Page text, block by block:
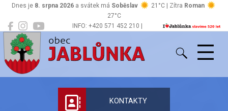
INFO: +420 571 452 210 |
Dnes je 8. srpna 2026 a svátek má Soběslav 21°C | Zítra Roman
27°C
Jablůnka
Oficiální stránky
KONTAKTY